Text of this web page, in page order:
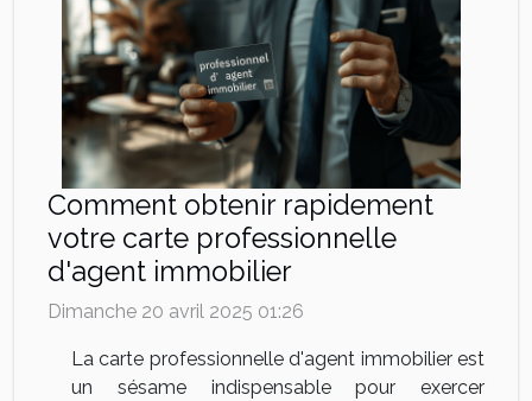
Comment obtenir rapidement
votre carte professionnelle
d'agent immobilier
Dimanche 20 avril 2025 01:26
La carte professionnelle d'agent immobilier est
un sésame indispensable pour exercer